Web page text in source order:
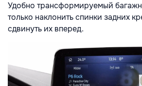
Удобно трансформируемый
только наклонить спинки задних
сдвинуть их вперед.